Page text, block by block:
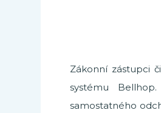
Zákonní zástupci
systému
samostatného